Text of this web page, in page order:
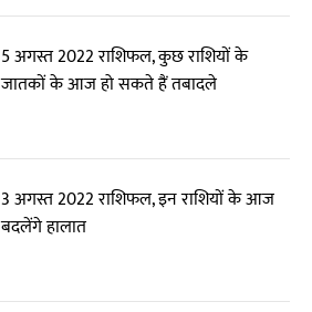
5 अगस्त 2022 राशिफल, कुछ राशियों के
जातकों के आज हो सकते हैं तबादले
3 अगस्त 2022 राशिफल, इन राशियों के आज
बदलेंगे हालात